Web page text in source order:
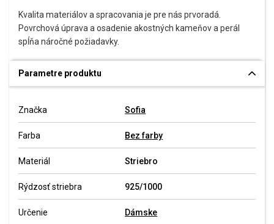
Kvalita materiálov a spracovania je pre nás prvoradá.
Povrchová úprava a osadenie akostných kameňov a perál
spĺňa náročné požiadavky.
Parametre produktu
Značka Sofia
Farba Bez farby
Materiál Striebro
Rýdzosť striebra 925/1000
Určenie Dámske